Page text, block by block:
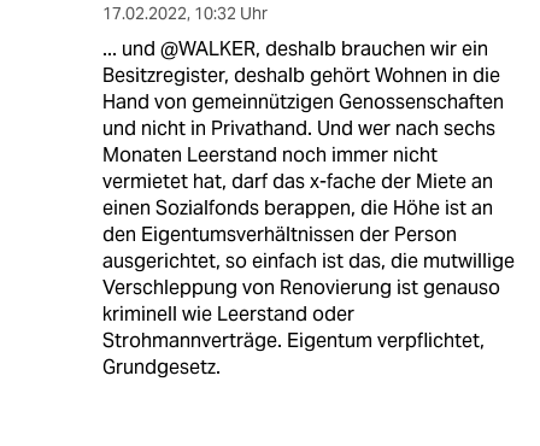
17.02.2022, 10:32 Uhr
... und @WALKER, deshalb brauchen wir ein
Besitzregister, deshalb gehört Wohnen in die
Hand von gemeinnützigen Genossenschaften
und nicht in Privathand. Und wer nach sechs
Monaten Leerstand noch immer nicht
vermietet hat, darf das x-fache der Miete an
einen Sozialfonds berappen, die Höhe ist an
den Eigentumsverhältnissen der Person
ausgerichtet, so einfach ist das, die mutwillige
Verschleppung von Renovierung ist genauso
kriminell wie Leerstand oder
Strohmannverträge. Eigentum verpflichtet,
Grundgesetz.